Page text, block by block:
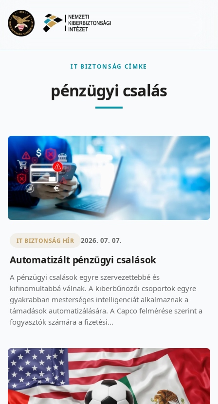
IT BIZTONSÁG CÍMKE
pénzügyi csalás
IT BIZTONSÁG HÍR 2026. 07. 07.
Automatizált pénzügyi csalások
A pénzügyi csalások egyre szervezettebbé és
kifinomultabbá válnak. A kiberbűnözői csoportok egyre
gyakrabban mesterséges intelligenciát alkalmaznak a
támadások automatizálására. A Capco felmérése szerint a
fogyasztók számára a fizetési...